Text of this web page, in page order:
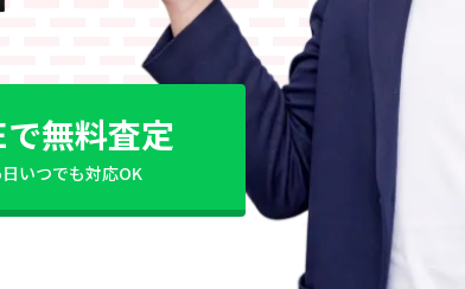
無料査定
いつでも対応OK